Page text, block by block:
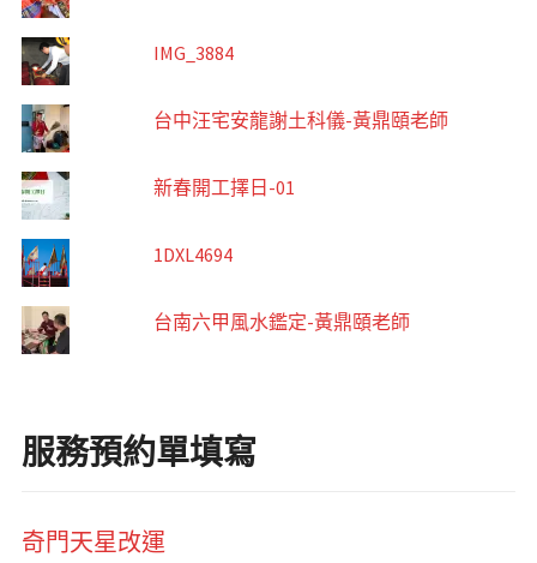
IMG_3884
台中汪宅安龍謝土科儀-黃鼎頤老師
新春開工擇日-01
1DXL4694
台南六甲風水鑑定-黃鼎頤老師
服務預約單填寫
奇門天星改運